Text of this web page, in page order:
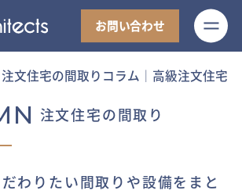
お問い合わせ
注文住宅の間取りコラム│高級注文住宅
注文住宅の間取り
わりたい間取りや設備をまと